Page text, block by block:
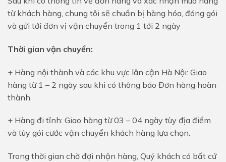
từ khách hàng, chung tôi sẽ chuẩn bị hàng hóa, đóng gói
và gửi tới đơn vị vận chuyển trong 1 tới 2 ngày
Thời gian vận chuyển:
+ Hàng nội thành và các khu vực lân cận Hà Nội: Giao
hàng từ 1 – 2 ngày sau khi có thông báo Đơn hàng hoàn
thành.
+ Hàng đi tỉnh: Giao hàng từ 03 – 04 ngày tùy địa điểm
và tùy gói cước vận chuyển khách hàng lựa chọn.
Trong thời gian chờ đợi nhận hàng, Quý khách có bất cứ